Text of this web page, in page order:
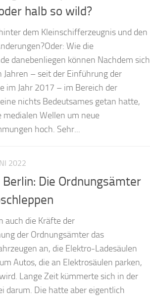
halb so wild?
dem Kleinschifferzeugnis und den
Wie die
danebenliegen können Nachdem sich
Jahren – seit der Einführung der
im Jahr 2017 – im Bereich der
nichts Bedeutsames getan hatte,
medialen Wellen um neue
hoch. Sehr...
2022
Berlin: Die Ordnungsämter
auch die Kräfte der
der Ordnungsämter das
an, die Elektro-Ladesäulen
Autos, die an Elektrosäulen parken,
Lange Zeit kümmerte sich in der
darum. Die hatte aber eigentlich